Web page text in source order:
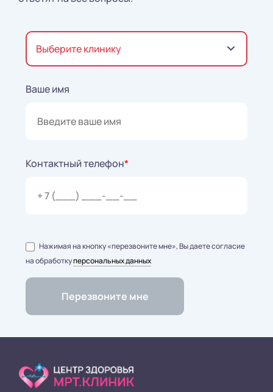
Выберите клинику
Ваше имя
Контактный телефон*
Нажимая на кнопку «перезвоните мне», Вы даете согласие
на обработкуперсональных данных